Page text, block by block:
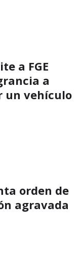
a FGE
a
un vehículo
orden de
agravada